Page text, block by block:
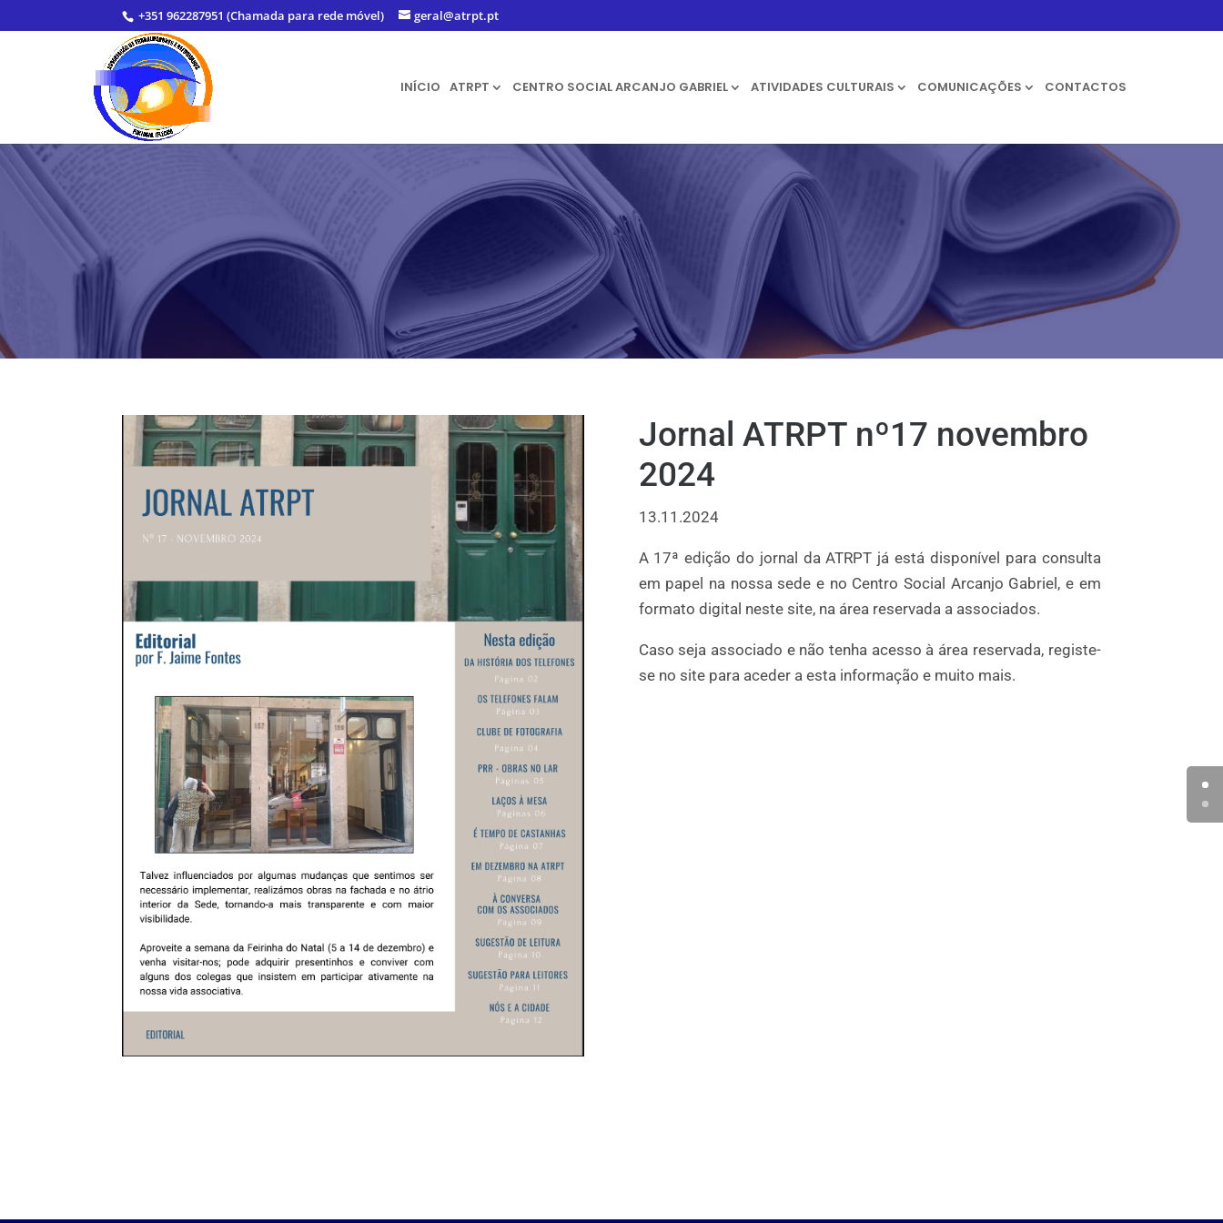
+351 962287951 (Chamada para rede móvel) geral@atrpt.pt
INÍCIO ATRPT CENTRO SOCIAL ARCANJO GABRIEL ATIVIDADES CULTURAIS COMUNICAÇÕES CONTACTOS
Jornal ATRPT nº17 novembro
2024
13.11.2024
A 17ª edição do jornal da ATRPT já está disponível para consulta
em papel na nossa sede e no Centro Social Arcanjo Gabriel, e em
formato digital neste site, na área reservada a associados.
Caso seja associado e não tenha acesso à área reservada, registe-
se no site para aceder a esta informação e muito mais.